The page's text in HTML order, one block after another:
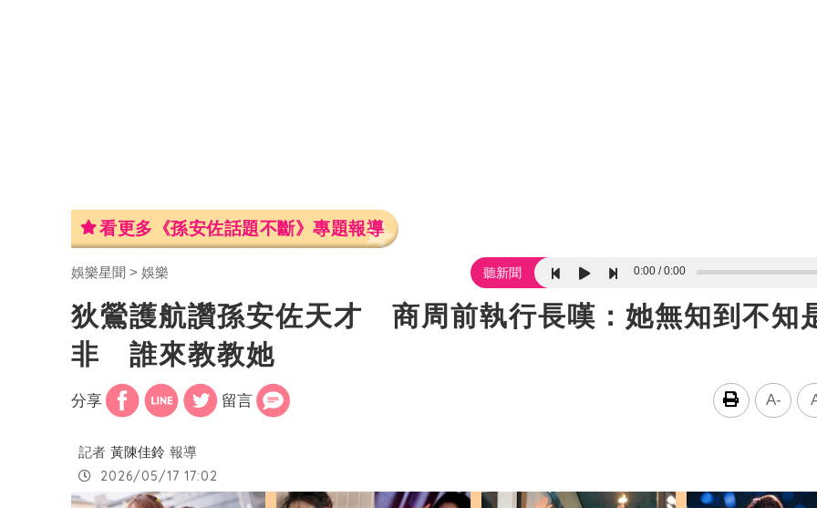
看更多《孫安佐話題不斷》專題報導
娛樂星聞 娛樂 聽新聞 0:00 0:00
狄鶯護航讚孫安佐天才 商周前執行長嘆：她無知到不知
非 誰來教教她
分享 留言 A-
記者 黃陳佳鈴 報導
2026/05/17 17:02